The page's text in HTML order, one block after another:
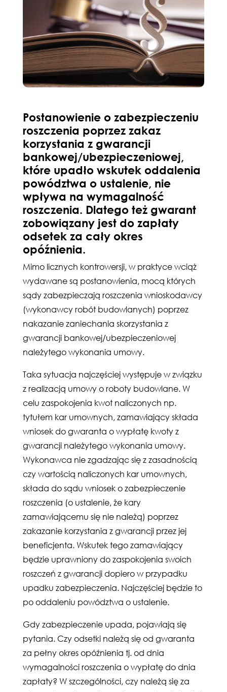
Postanowienie o zabezpieczeniu
roszczenia poprzez zakaz
korzystania z gwarancji
bankowej/ubezpieczeniowej,
które upadło wskutek oddalenia
powództwa o ustalenie, nie
wpływa na wymagalność
roszczenia. Dlatego też gwarant
zobowiązany jest do zapłaty
odsetek za cały okres
opóźnienia.
Mimo licznych kontrowersji, w praktyce wciąż
wydawane są postanowienia, mocą których
sądy zabezpieczają roszczenia wnioskodawcy
(wykonawcy robót budowlanych) poprzez
nakazanie zaniechania skorzystania z
gwarancji bankowej/ubezpieczeniowej
należytego wykonania umowy.
Taka sytuacja najczęściej występuje w związku
z realizacją umowy o roboty budowlane. W
celu zaspokojenia kwot naliczonych np.
tytułem kar umownych, zamawiający składa
wniosek do gwaranta o wypłatę kwoty z
gwarancji należytego wykonania umowy.
Wykonawca nie zgadzając się z zasadnością
czy wartością naliczonych kar umownych,
składa do sądu wniosek o zabezpieczenie
roszczenia (o ustalenie, że kary
zamawiającemu się nie należą) poprzez
zakazanie korzystania z gwarancji przez jej
beneficjenta. Wskutek tego zamawiający
będzie uprawniony do zaspokojenia swoich
roszczeń z gwarancji dopiero w przypadku
upadku zabezpieczenia. Najczęściej będzie to
po oddaleniu powództwa o ustalenie.
Gdy zabezpieczenie upada, pojawiają się
pytania. Czy odsetki należą się od gwaranta
za pełny okres opóźnienia tj. od dnia
wymagalności roszczenia o wypłatę do dnia
zapłaty? W szczególności, czy należą się za